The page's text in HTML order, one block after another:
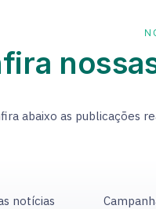
abaixo as publicações
notícias